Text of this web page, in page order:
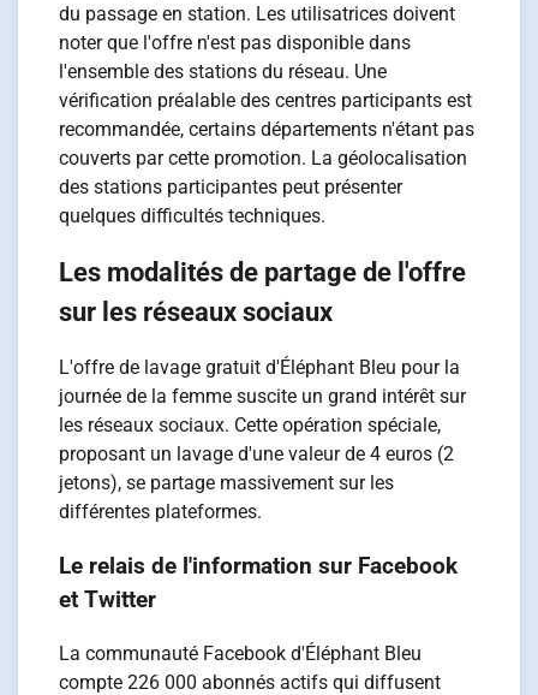
du passage en station. Les utilisatrices doivent
noter que l'offre n'est pas disponible dans
l'ensemble des stations du réseau. Une
vérification préalable des centres participants est
recommandée, certains départements n'étant pas
couverts par cette promotion. La géolocalisation
des stations participantes peut présenter
quelques difficultés techniques.
Les modalités de partage de l'offre
sur les réseaux sociaux
L'offre de lavage gratuit d'Éléphant Bleu pour la
journée de la femme suscite un grand intérêt sur
les réseaux sociaux. Cette opération spéciale,
proposant un lavage d'une valeur de 4 euros (2
jetons), se partage massivement sur les
différentes plateformes.
Le relais de l'information sur Facebook
et Twitter
La communauté Facebook d'Éléphant Bleu
compte 226 000 abonnés actifs qui diffusent